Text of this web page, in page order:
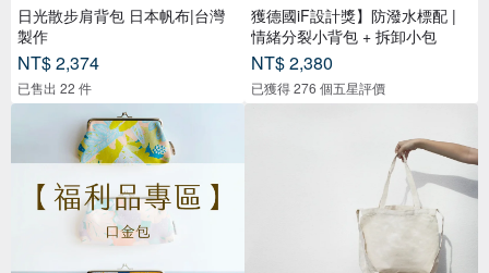
日光散步肩背包 日本帆布|台灣
製作
NT$ 2,374
已售出 22 件
獲德國iF設計獎】防潑水標配 |
情緒分裂小背包 + 拆卸小包
NT$ 2,380
已獲得 276 個五星評價